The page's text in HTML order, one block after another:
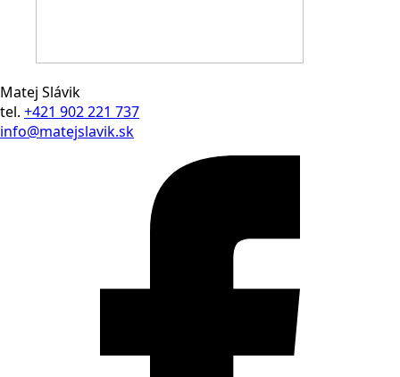
Matej Slávik
tel. +421 902 221 737
info@matejslavik.sk